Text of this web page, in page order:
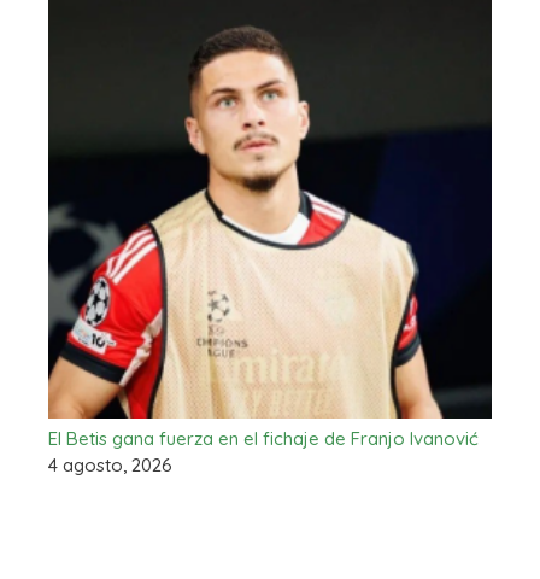
El Betis gana fuerza en el fichaje de Franjo Ivanović
4 agosto, 2026